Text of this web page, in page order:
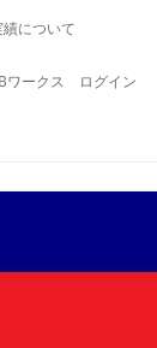
について
ワークス ログイン